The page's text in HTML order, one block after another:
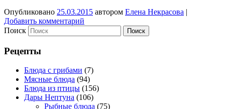
Опубликовано 25.03.2015 автором Елена Некрасова |
Добавить комментарий
Поиск
Рецепты
Блюда с грибами (7)
Мясные блюда (94)
Блюда из птицы (156)
Дары Нептуна (106)
Рыбные блюда (75)